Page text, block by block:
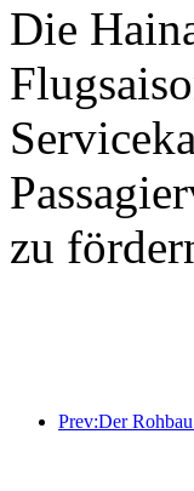
Die
zu